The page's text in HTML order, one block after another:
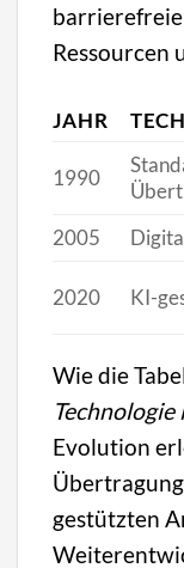
Ressourcen
JAHR
1990
2005
2020 KI-
Wie die
Evolution
gestützten